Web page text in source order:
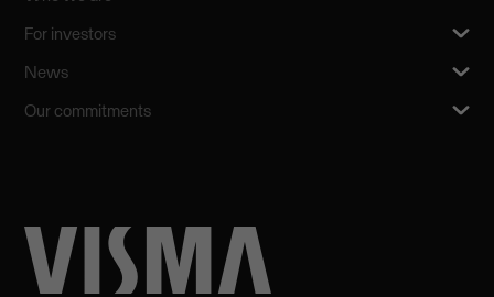
For investors
News
Our commitments